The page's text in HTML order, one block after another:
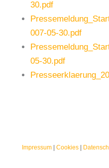
30.pdf
P
007-05-30.pdf
P
05-30.pdf
P
Impressum | Cookies |